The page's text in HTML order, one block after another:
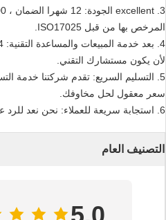
3. excellent الجودة: 12 شهرا الضمان ، 100٪ ضمان الاختبار قبل التسليم.
المرخص بها من قبل ISO17025.
4. بعد خدمة المبيعات والمساعدة التقنية: 24 ساعة الدعم الفني عن طريق البريد الإلكتروني.
لأن يكون مستشارك التقني.
5. التسليم السريع: تقدم شركتنا خدمة
سعر معقول لحل مخاوفك.
6. استجابة سريعة للعملاء: نحن نعد للرد عملائنا خلال 24 ساعة
التصنيف العام